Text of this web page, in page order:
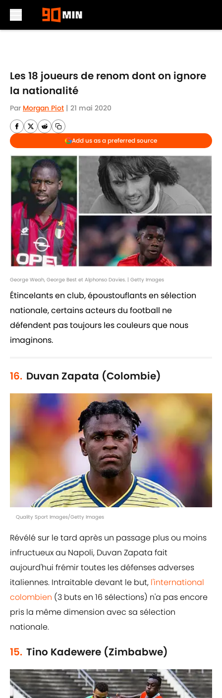
Les 18 joueurs de renom dont on ignore
la nationalité
Par Morgan Piot | 21 mai 2020
Add us as a preferred source
George Weah, George Best et Alphonso Davies. | Getty Images
Étincelants en club, époustouflants en sélection
nationale, certains acteurs du football ne
défendent pas toujours les couleurs que nous
imaginons.
16. Duvan Zapata (Colombie)
Quality Sport Images/Getty Images
Révélé sur le tard après un passage plus ou moins
infructueux au Napoli, Duvan Zapata fait
aujourd'hui frémir toutes les défenses adverses
italiennes. Intraitable devant le but, l'international
colombien (3 buts en 16 sélections) n'a pas encore
pris la même dimension avec sa sélection
nationale.
15. Tino Kadewere (Zimbabwe)